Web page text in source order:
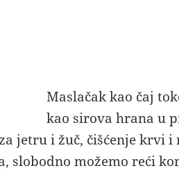
Maslačak kao čaj
kao sirova hrana u
jetru i žuč, čišćenje krvi i
slobodno možemo reći